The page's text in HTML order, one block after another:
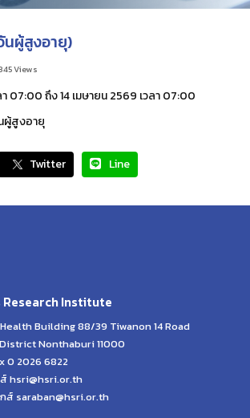
นผู้สูงอายุ)
Views
า 07:00 ถึง 14 เมษายน 2569 เวลา 07:00
ผู้สูงอายุ
Twitter Line
Institute
Building 88/39 Tiwanon 14 Road
Nonthaburi 11000
0 2026 6822
hsri@hsri.or.th
ส์ saraban@hsri.or.th